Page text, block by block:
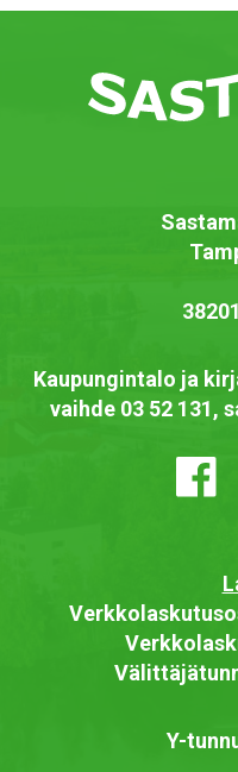
Kaupungintalo ja
vaihde 03 52 131,
Y-